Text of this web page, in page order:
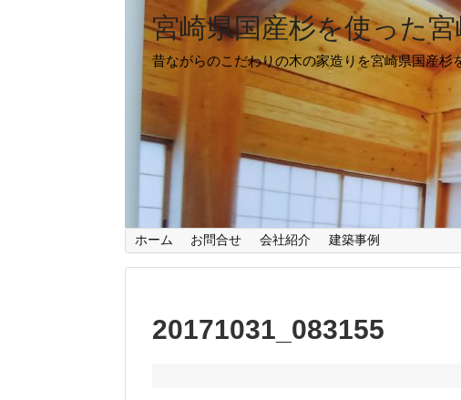
宮崎県国産杉を使った
昔ながらのこだわりの木の家造りを宮崎県国産
ホーム お問合せ 会社紹介 建築事例
20171031_083155